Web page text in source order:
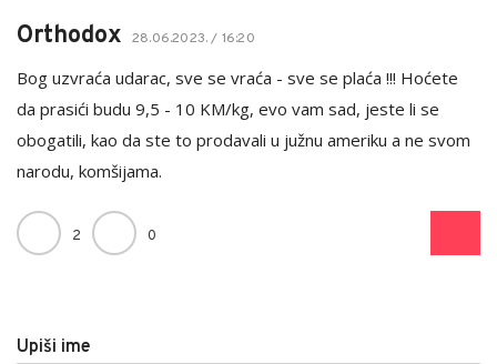
Orthodox 28.06.2023. / 16:20
Bog uzvraća udarac, sve se vraća - sve se plaća !!! Hoćete
da prasići budu 9,5 - 10 KM/kg, evo vam sad, jeste li se
obogatili, kao da ste to prodavali u južnu ameriku a ne svom
narodu, komšijama.
2 0
Upiši ime